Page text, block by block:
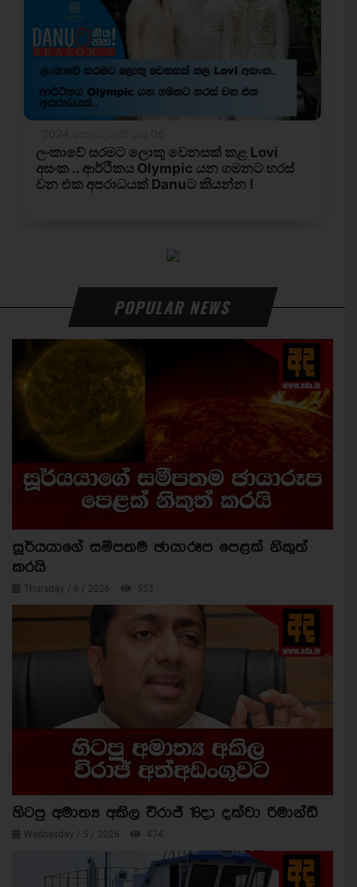
POPULAR NEWS
සූර්යයාගේ සමීපතම ඡායාරූප පෙළක් නිකුත්
කරයි
Thursday / 6 / 2026 553
හිටපු අමාත්‍ය අකිල විරාජ් 18දා දක්වා රිමාන්ඩ්
Wednesday / 5 / 2026 474